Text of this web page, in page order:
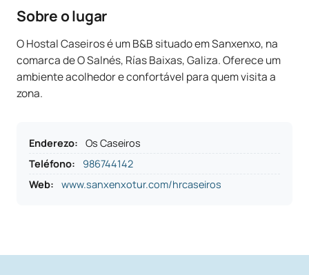
Sobre o lugar
O Hostal Caseiros é um B&B situado em Sanxenxo, na
comarca de O Salnés, Rías Baixas, Galiza. Oferece um
ambiente acolhedor e confortável para quem visita a
zona.
Enderezo:
Os Caseiros
Teléfono:
986744142
Web:
www.sanxenxotur.com/hrcaseiros